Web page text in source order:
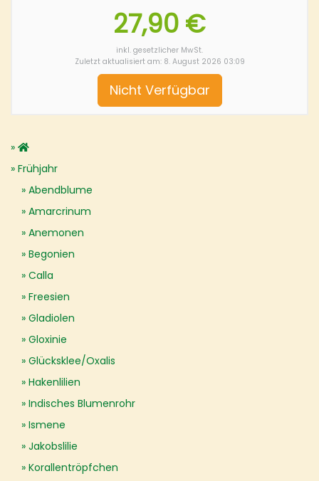
27,90 €
inkl. gesetzlicher MwSt.
Zuletzt aktualisiert am: 8. August 2026 03:09
Nicht Verfügbar
Frühjahr
Abendblume
Amarcrinum
Anemonen
Begonien
Calla
Freesien
Gladiolen
Gloxinie
Glücksklee/Oxalis
Hakenlilien
Indisches Blumenrohr
Ismene
Jakobslilie
Korallentröpfchen